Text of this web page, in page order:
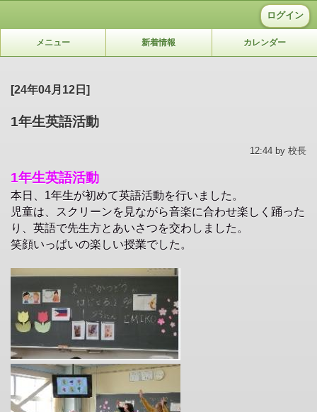
ログイン
メニュー 新着情報 カレンダー
[24年04月12日]
1年生英語活動
12:44 by 校長
1年生英語活動
本日、1年生が初めて英語活動を行いました。
児童は、スクリーンを見ながら音楽に合わせ楽しく踊った
り、英語で先生方とあいさつを交わしました。
笑顔いっぱいの楽しい授業でした。